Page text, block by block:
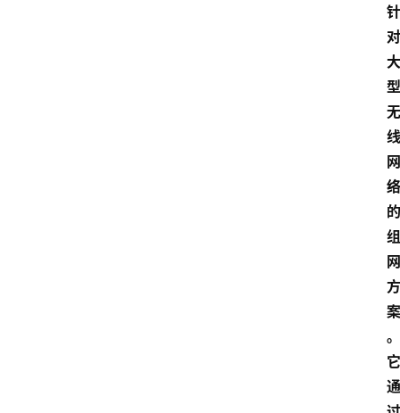
针
对
大
型
无
线
网
络
的
组
网
方
案
。
它
通